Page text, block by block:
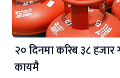
२० दिनमा करिब ३८
कायमै